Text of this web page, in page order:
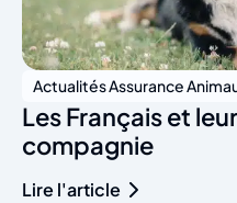
Actualités Assurance
Les Français et
compagnie
Lire l'article